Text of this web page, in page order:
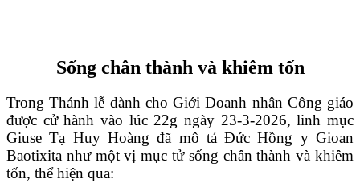
Sống chân thành và khiêm tốn
Trong Thánh lễ dành cho Giới Doanh nhân Công giáo
được cử hành vào lúc 22g ngày 23-3-2026, linh mục
Giuse Tạ Huy Hoàng đã mô tả Đức Hồng y Gioan
Baotixita như một vị mục tử sống chân thành và khiêm
tốn, thể hiện qua: